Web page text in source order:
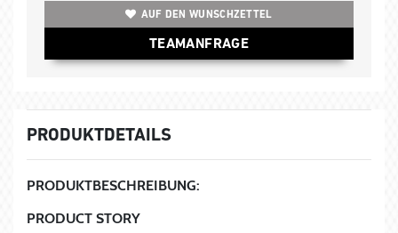
AUF DEN WUNSCHZETTEL
TEAMANFRAGE
PRODUKTDETAILS
PRODUKTBESCHREIBUNG:
PRODUCT STORY